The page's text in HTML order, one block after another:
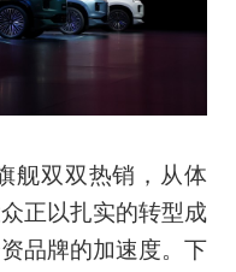
舰双双热销，从体
正以扎实的转型成
品牌的加速度。下